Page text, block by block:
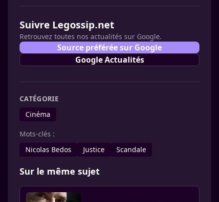
Suivre Legossip.net
Retrouvez toutes nos actualités sur Google.
Source préférée sur Google
Google Actualités
CATÉGORIE
Cinéma
Mots-clés :
Nicolas Bedos
Justice Scandale
Sur le même sujet